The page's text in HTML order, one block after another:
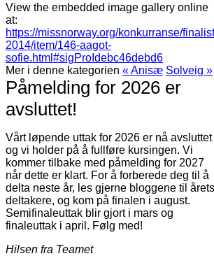
View the embedded image gallery online
at:
https://missnorway.org/konkurranse/
2014/item/146-aagot-
sofie.html#sigProIdebc46debd6
Mer i denne kategorien « Anisæ Solveig »
Påmelding for 2026 er
avsluttet!
Vårt løpende uttak for 2026 er nå avsluttet
og vi holder på å fullføre kursingen. Vi
kommer tilbake med påmelding for 2027
når dette er klart. For å forberede deg til å
delta neste år, les gjerne bloggene til årets
deltakere, og kom på finalen i august.
Semifinaleuttak blir gjort i mars og
finaleuttak i april. Følg med!
Hilsen fra Teamet